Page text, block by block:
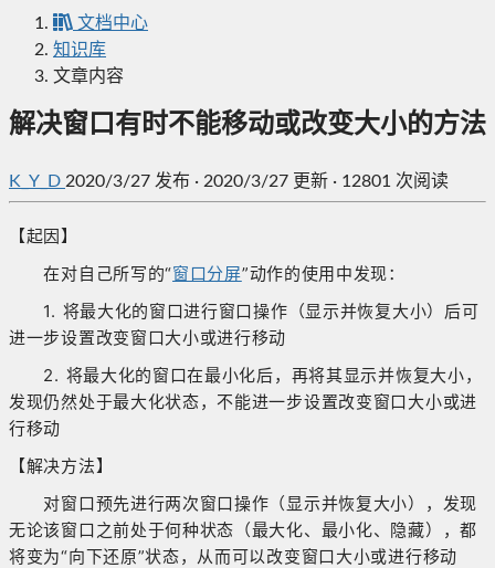
文档中心
知识库
文章内容
解决窗口有时不能移动或改变大小的方法
K_Y_D 2020/3/27 发布 · 2020/3/27 更新 · 12801 次阅读
【起因】
在对自己所写的“窗口分屏”动作的使用中发现：
1. 将最大化的窗口进行窗口操作（显示并恢复大小）后可
进一步设置改变窗口大小或进行移动
2. 将最大化的窗口在最小化后，再将其显示并恢复大小，
发现仍然处于最大化状态，不能进一步设置改变窗口大小或进
行移动
【解决方法】
对窗口预先进行两次窗口操作（显示并恢复大小），发现
无论该窗口之前处于何种状态（最大化、最小化、隐藏），都
将变为“向下还原”状态，从而可以改变窗口大小或进行移动